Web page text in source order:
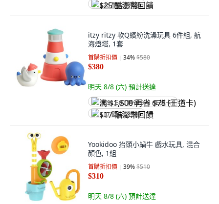
$25 酷澎幣回饋
itzy ritzy 軟Q繽紛洗澡玩具 6件組, 航
海燈塔, 1套
首購折扣價 34%$580
$380
明天 8/8 (六) 預計送達
满 $1,500 再省 $75 (王道卡)
$17 酷澎幣回饋
Yookidoo 抬頭小蝸牛 戲水玩具, 混合
顏色, 1組
首購折扣價 39%$510
$310
明天 8/8 (六) 預計送達